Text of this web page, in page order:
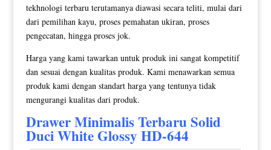
tekhnologi terbaru terutamanya diawasi secara teliti, mulai dari
dari pemilihan kayu, proses pemahatan ukiran, proses
pengecatan, hingga proses jok.
Harga yang kami tawarkan untuk produk ini sangat kompetitif
dan sesuai dengan kualitas produk. Kami menawarkan semua
produk kami dengan standart harga yang tentunya tidak
mengurangi kualitas dari produk.
Drawer MinimalisTerbaru Solid
Duci White Glossy HD-644